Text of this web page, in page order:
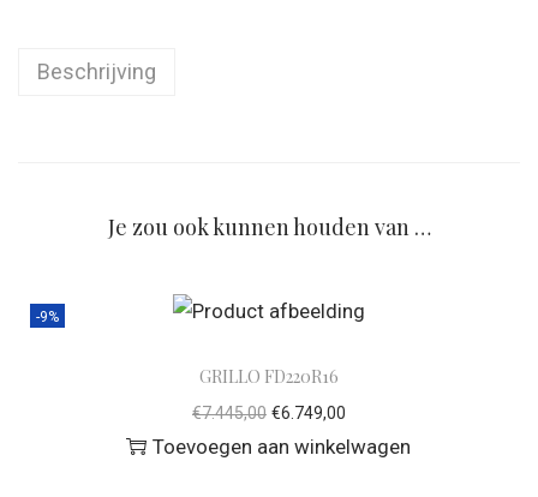
Beschrijving
Je zou ook kunnen houden van …
-9%
GRILLO FD220R16
€7.445,00 €6.749,00
Toevoegen aan winkelwagen